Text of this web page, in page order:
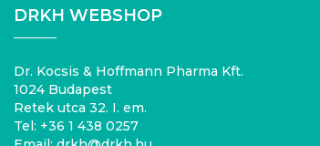
DRKH WEBSHOP
Dr. Kocsis & Hoffmann Pharma Kft.
1024 Budapest
Retek utca 32. I. em.
Tel: +36 1 438 0257